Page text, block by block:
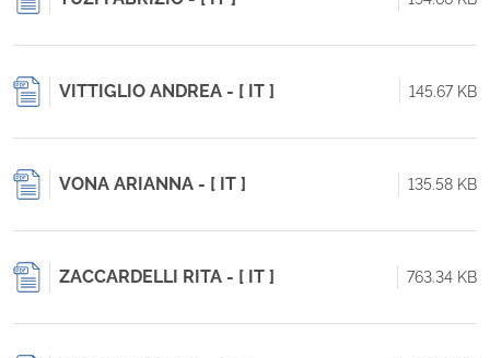
VITTIGLIO ANDREA - [ IT ] 145.67 KB
VONA ARIANNA - [ IT ] 135.58 KB
ZACCARDELLI RITA - [ IT ] 763.34 KB